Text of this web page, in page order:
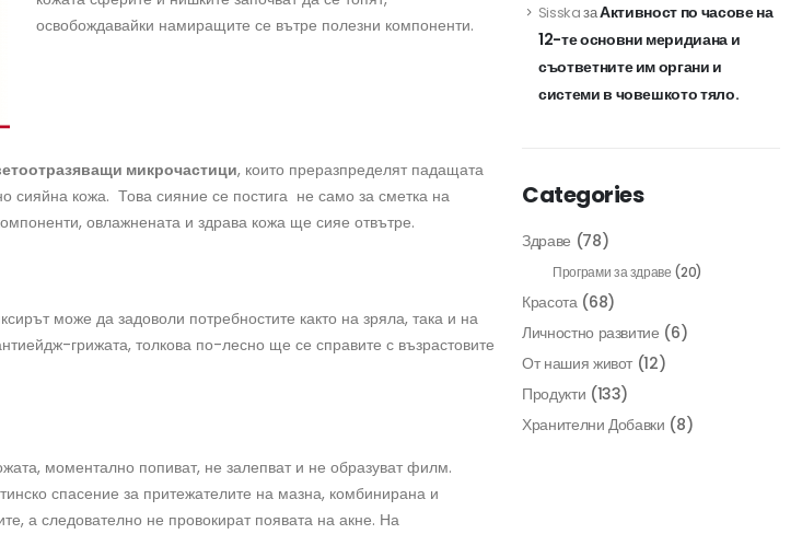
освобождавайки намиращите се вътре полезни компоненти.
микрочастици, които преразпределят падащата
сияйна кожа. Това сияние се постига не само за сметка на
овлажнената и здрава кожа ще сияе отвътре.
може да задоволи потребностите както на зряла, така и на
грижата, толкова по-лесно ще се справите с възрастовите
моментално попиват, не залепват и не образуват филм.
спасение за притежателите на мазна, комбинирана и
а следователно не провокират появата на акне. На
SisskaзаАктивност по часове на
12-те основни меридиана и
съответните им органи и
системи в човешкото тяло.
Categories
Здраве (78)
Програми за здраве (20)
Красота(68)
Личностно развитие (6)
От нашия живот (12)
Продукти (133)
Хранителни Добавки (8)